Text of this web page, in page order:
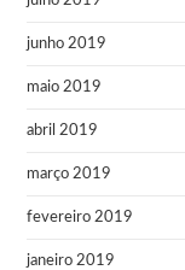
junho 2019
maio 2019
abril 2019
março 2019
fevereiro 2019
janeiro 2019